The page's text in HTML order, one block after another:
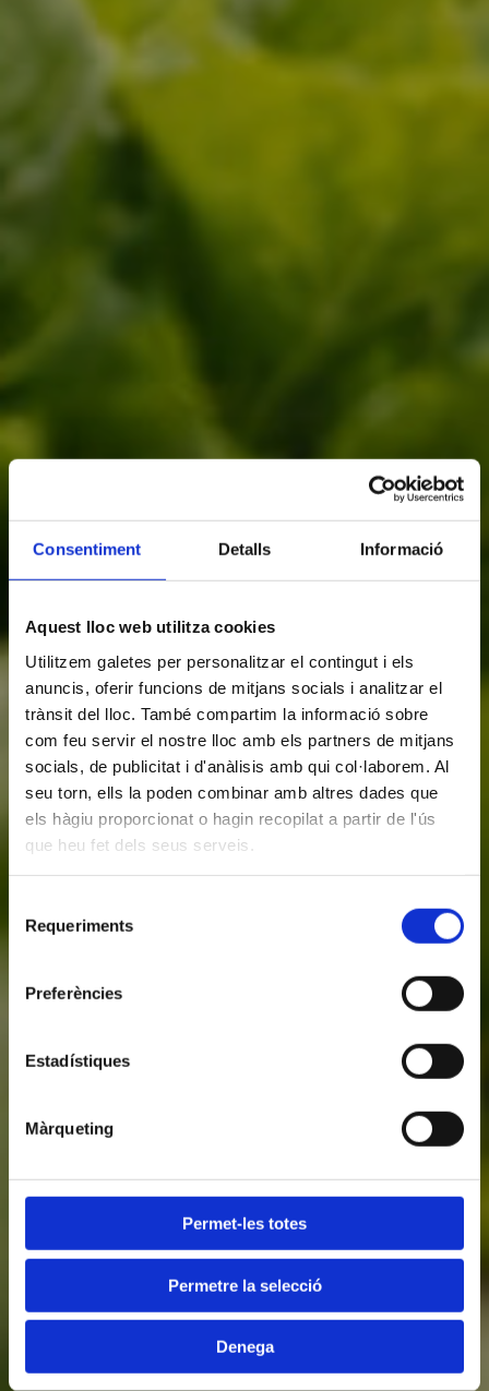
Consentiment Detalls Informació
Aquest lloc web utilitza cookies
Utilitzem galetes per personalitzar el contingut i els
anuncis, oferir funcions de mitjans socials i analitzar el
trànsit del lloc. També compartim la informació sobre
com feu servir el nostre lloc amb els partners de mitjans
socials, de publicitat i d'anàlisis amb qui col·laborem. Al
seu torn, ells la poden combinar amb altres dades que
els hàgiu proporcionat o hagin recopilat a partir de l'ús
que heu fet dels seus serveis.
Requeriments
Preferències
Estadístiques
Màrqueting
Permet-les totes
Permetre la selecció
Denega